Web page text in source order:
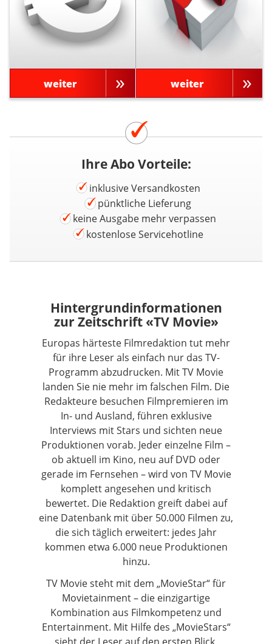
weiter weiter
Ihre Abo Vorteile:
inklusive Versandkosten
pünktliche Lieferung
keine Ausgabe mehr verpassen
kostenlose Servicehotline
Hintergrundinformationen
zur Zeitschrift «TV Movie»
Europas härteste Filmredaktion tut mehr
für ihre Leser als einfach nur das TV-
Programm abzudrucken. Mit TV Movie
landen Sie nie mehr im falschen Film. Die
Redakteure besuchen Filmpremieren im
In- und Ausland, führen exklusive
Interviews mit Stars und sichten neue
Produktionen vorab. Jeder einzelne Film –
ob aktuell im Kino, neu auf DVD oder
gerade im Fernsehen – wird von TV Movie
komplett angesehen und kritisch
bewertet. Die Redaktion greift dabei auf
eine Datenbank mit über 50.000 Filmen zu,
die sich täglich erweitert: jedes Jahr
kommen etwa 6.000 neue Produktionen
hinzu.
TV Movie steht mit dem „MovieStar“ für
Movietainment – die einzigartige
Kombination aus Filmkompetenz und
Entertainment. Mit Hilfe des „MovieStars“